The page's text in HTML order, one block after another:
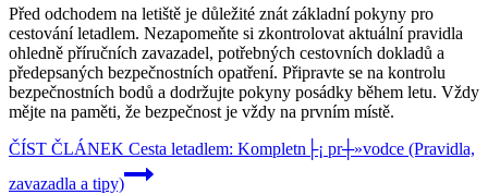
Před odchodem na letiště je důležité znát základní pokyny pro
cestování letadlem. Nezapomeňte si zkontrolovat aktuální pravidla
ohledně příručních zavazadel, potřebných cestovních dokladů a
předepsaných bezpečnostních opatření. Připravte se na kontrolu
bezpečnostních bodů a dodržujte pokyny posádky během letu. Vždy
mějte na paměti, že bezpečnost je vždy na prvním místě.
ČÍST ČLÁNEK Cesta letadlem: Kompletn├¡ pr┼»vodce (Pravidla,
zavazadla a tipy)